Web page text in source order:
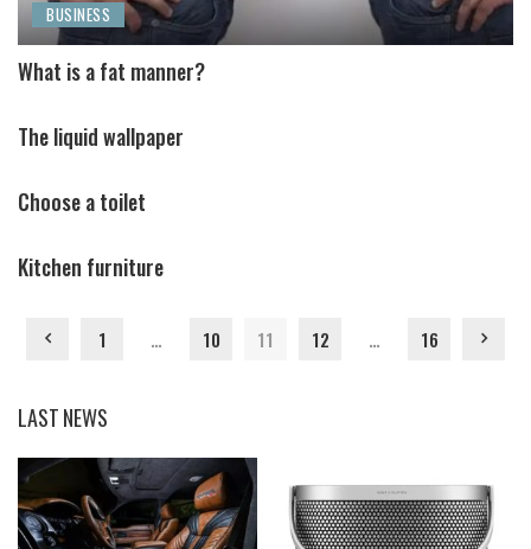
BUSINESS
What is a fat manner?
The liquid wallpaper
Choose a toilet
Kitchen furniture
1 … 10 11 12 … 16
LAST NEWS